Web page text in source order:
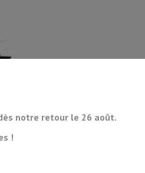
notre retour le 26 août.
!